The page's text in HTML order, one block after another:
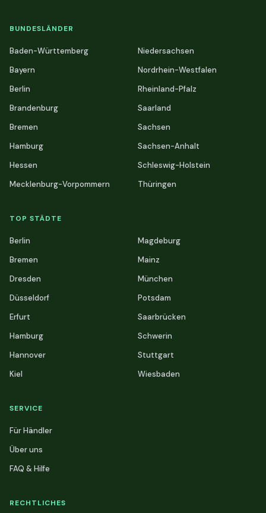
BUNDESLÄNDER
Baden-Württemberg
Bayern
Berlin
Brandenburg
Bremen
Hamburg
Hessen
Mecklenburg-Vorpommern
Niedersachsen
Nordrhein-Westfalen
Rheinland-Pfalz
Saarland
Sachsen
Sachsen-Anhalt
Schleswig-Holstein
Thüringen
TOP STÄDTE
Berlin
Bremen
Dresden
Düsseldorf
Erfurt
Hamburg
Hannover
Kiel
Magdeburg
Mainz
München
Potsdam
Saarbrücken
Schwerin
Stuttgart
Wiesbaden
SERVICE
Für Händler
Über uns
FAQ & Hilfe
RECHTLICHES